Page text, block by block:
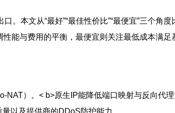
本文从“最好”“最佳性价比”“最便宜”三个角
能与费用的平衡，最便宜则关注最低成本满
）。< b>原生IP能降低端口映射与反向代
以及提供商的DDoS防护能力。